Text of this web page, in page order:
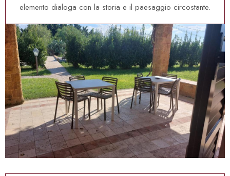
elemento dialoga con la storia e il paesaggio circostante.